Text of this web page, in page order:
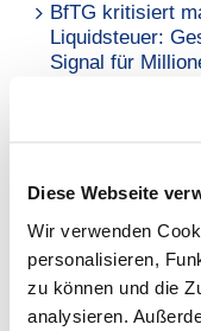
Diese Webseite
Wir verwenden
personalisieren,
zu können und die
analysieren.
BfTG kritisiert
Liquidsteuer:
Signal für
Neue Analyse:
BfTG zum
Grundproblem